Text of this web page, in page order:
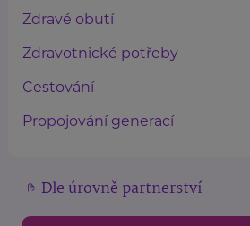
Zdravé obutí
Zdravotnické potřeby
Cestování
Propojování generací
Dle úrovně partnerství